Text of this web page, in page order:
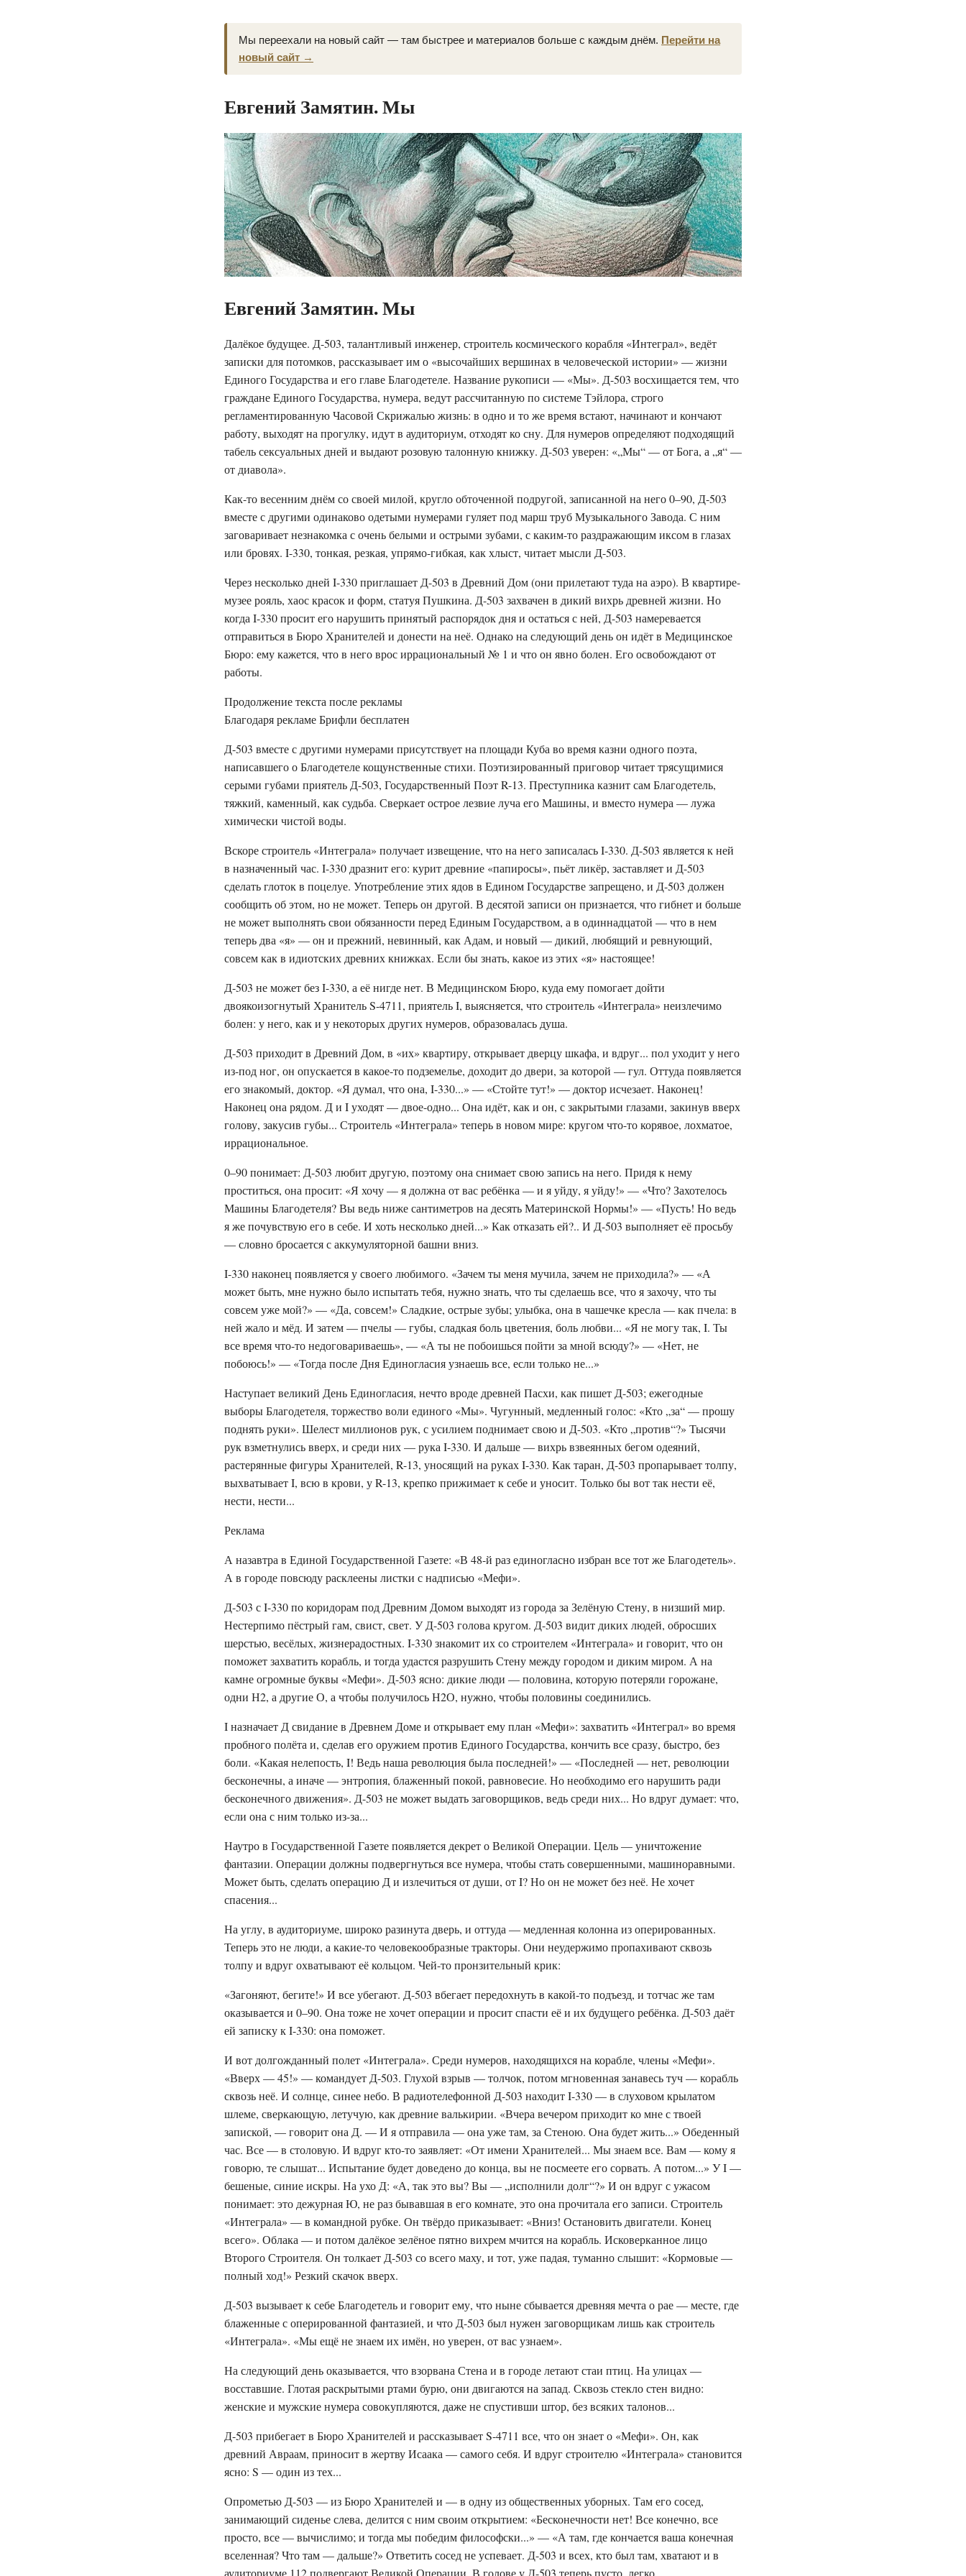
Мы переехали на новый сайт — там быстрее и материалов больше с каждым днём. Перейти на
новый сайт →
Евгений Замятин. Мы
Евгений Замятин. Мы
Далёкое будущее. Д-503, талантливый инженер, строитель космического корабля «Интеграл», ведёт
записки для потомков, рассказывает им о «высочайших вершинах в человеческой истории» — жизни
Единого Государства и его главе Благодетеле. Название рукописи — «Мы». Д-503 восхищается тем, что
граждане Единого Государства, нумера, ведут рассчитанную по системе Тэйлора, строго
регламентированную Часовой Скрижалью жизнь: в одно и то же время встают, начинают и кончают
работу, выходят на прогулку, идут в аудиториум, отходят ко сну. Для нумеров определяют подходящий
табель сексуальных дней и выдают розовую талонную книжку. Д-503 уверен: «„Мы“ — от Бога, а „я“ —
от диавола».
Как-то весенним днём со своей милой, кругло обточенной подругой, записанной на него 0–90, Д-503
вместе с другими одинаково одетыми нумерами гуляет под марш труб Музыкального Завода. С ним
заговаривает незнакомка с очень белыми и острыми зубами, с каким-то раздражающим иксом в глазах
или бровях. I-330, тонкая, резкая, упрямо-гибкая, как хлыст, читает мысли Д-503.
Через несколько дней I-330 приглашает Д-503 в Древний Дом (они прилетают туда на аэро). В квартире-
музее рояль, хаос красок и форм, статуя Пушкина. Д-503 захвачен в дикий вихрь древней жизни. Но
когда I-330 просит его нарушить принятый распорядок дня и остаться с ней, Д-503 намеревается
отправиться в Бюро Хранителей и донести на неё. Однако на следующий день он идёт в Медицинское
Бюро: ему кажется, что в него врос иррациональный № 1 и что он явно болен. Его освобождают от
работы.
Продолжение текста после рекламы
Благодаря рекламе Брифли бесплатен
Д-503 вместе с другими нумерами присутствует на площади Куба во время казни одного поэта,
написавшего о Благодетеле кощунственные стихи. Поэтизированный приговор читает трясущимися
серыми губами приятель Д-503, Государственный Поэт R-13. Преступника казнит сам Благодетель,
тяжкий, каменный, как судьба. Сверкает острое лезвие луча его Машины, и вместо нумера — лужа
химически чистой воды.
Вскоре строитель «Интеграла» получает извещение, что на него записалась I-330. Д-503 является к ней
в назначенный час. I-330 дразнит его: курит древние «папиросы», пьёт ликёр, заставляет и Д-503
сделать глоток в поцелуе. Употребление этих ядов в Едином Государстве запрещено, и Д-503 должен
сообщить об этом, но не может. Теперь он другой. В десятой записи он признается, что гибнет и больше
не может выполнять свои обязанности перед Единым Государством, а в одиннадцатой — что в нем
теперь два «я» — он и прежний, невинный, как Адам, и новый — дикий, любящий и ревнующий,
совсем как в идиотских древних книжках. Если бы знать, какое из этих «я» настоящее!
Д-503 не может без I-330, а её нигде нет. В Медицинском Бюро, куда ему помогает дойти
двоякоизогнутый Хранитель S-4711, приятель I, выясняется, что строитель «Интеграла» неизлечимо
болен: у него, как и у некоторых других нумеров, образовалась душа.
Д-503 приходит в Древний Дом, в «их» квартиру, открывает дверцу шкафа, и вдруг... пол уходит у него
из-под ног, он опускается в какое-то подземелье, доходит до двери, за которой — гул. Оттуда появляется
его знакомый, доктор. «Я думал, что она, I-330...» — «Стойте тут!» — доктор исчезает. Наконец!
Наконец она рядом. Д и I уходят — двое-одно... Она идёт, как и он, с закрытыми глазами, закинув вверх
голову, закусив губы... Строитель «Интеграла» теперь в новом мире: кругом что-то корявое, лохматое,
иррациональное.
0–90 понимает: Д-503 любит другую, поэтому она снимает свою запись на него. Придя к нему
проститься, она просит: «Я хочу — я должна от вас ребёнка — и я уйду, я уйду!» — «Что? Захотелось
Машины Благодетеля? Вы ведь ниже сантиметров на десять Материнской Нормы!» — «Пусть! Но ведь
я же почувствую его в себе. И хоть несколько дней...» Как отказать ей?.. И Д-503 выполняет её просьбу
— словно бросается с аккумуляторной башни вниз.
I-330 наконец появляется у своего любимого. «Зачем ты меня мучила, зачем не приходила?» — «А
может быть, мне нужно было испытать тебя, нужно знать, что ты сделаешь все, что я захочу, что ты
совсем уже мой?» — «Да, совсем!» Сладкие, острые зубы; улыбка, она в чашечке кресла — как пчела: в
ней жало и мёд. И затем — пчелы — губы, сладкая боль цветения, боль любви... «Я не могу так, I. Ты
все время что-то недоговариваешь», — «А ты не побоишься пойти за мной всюду?» — «Нет, не
побоюсь!» — «Тогда после Дня Единогласия узнаешь все, если только не...»
Наступает великий День Единогласия, нечто вроде древней Пасхи, как пишет Д-503; ежегодные
выборы Благодетеля, торжество воли единого «Мы». Чугунный, медленный голос: «Кто „за“ — прошу
поднять руки». Шелест миллионов рук, с усилием поднимает свою и Д-503. «Кто „против“?» Тысячи
рук взметнулись вверх, и среди них — рука I-330. И дальше — вихрь взвеянных бегом одеяний,
растерянные фигуры Хранителей, R-13, уносящий на руках I-330. Как таран, Д-503 пропарывает толпу,
выхватывает I, всю в крови, у R-13, крепко прижимает к себе и уносит. Только бы вот так нести её,
нести, нести...
Реклама
А назавтра в Единой Государственной Газете: «В 48-й раз единогласно избран все тот же Благодетель».
А в городе повсюду расклеены листки с надписью «Мефи».
Д-503 с I-330 по коридорам под Древним Домом выходят из города за Зелёную Стену, в низший мир.
Нестерпимо пёстрый гам, свист, свет. У Д-503 голова кругом. Д-503 видит диких людей, обросших
шерстью, весёлых, жизнерадостных. I-330 знакомит их со строителем «Интеграла» и говорит, что он
поможет захватить корабль, и тогда удастся разрушить Стену между городом и диким миром. А на
камне огромные буквы «Мефи». Д-503 ясно: дикие люди — половина, которую потеряли горожане,
одни Н2, а другие О, а чтобы получилось Н2О, нужно, чтобы половины соединились.
I назначает Д свидание в Древнем Доме и открывает ему план «Мефи»: захватить «Интеграл» во время
пробного полёта и, сделав его оружием против Единого Государства, кончить все сразу, быстро, без
боли. «Какая нелепость, I! Ведь наша революция была последней!» — «Последней — нет, революции
бесконечны, а иначе — энтропия, блаженный покой, равновесие. Но необходимо его нарушить ради
бесконечного движения». Д-503 не может выдать заговорщиков, ведь среди них... Но вдруг думает: что,
если она с ним только из-за...
Наутро в Государственной Газете появляется декрет о Великой Операции. Цель — уничтожение
фантазии. Операции должны подвергнуться все нумера, чтобы стать совершенными, машиноравными.
Может быть, сделать операцию Д и излечиться от души, от I? Но он не может без неё. Не хочет
спасения...
На углу, в аудиториуме, широко разинута дверь, и оттуда — медленная колонна из оперированных.
Теперь это не люди, а какие-то человекообразные тракторы. Они неудержимо пропахивают сквозь
толпу и вдруг охватывают её кольцом. Чей-то пронзительный крик:
«Загоняют, бегите!» И все убегают. Д-503 вбегает передохнуть в какой-то подъезд, и тотчас же там
оказывается и 0–90. Она тоже не хочет операции и просит спасти её и их будущего ребёнка. Д-503 даёт
ей записку к I-330: она поможет.
И вот долгожданный полет «Интеграла». Среди нумеров, находящихся на корабле, члены «Мефи».
«Вверх — 45!» — командует Д-503. Глухой взрыв — толчок, потом мгновенная занавесь туч — корабль
сквозь неё. И солнце, синее небо. В радиотелефонной Д-503 находит I-330 — в слуховом крылатом
шлеме, сверкающую, летучую, как древние валькирии. «Вчера вечером приходит ко мне с твоей
запиской, — говорит она Д. — И я отправила — она уже там, за Стеною. Она будет жить...» Обеденный
час. Все — в столовую. И вдруг кто-то заявляет: «От имени Хранителей... Мы знаем все. Вам — кому я
говорю, те слышат... Испытание будет доведено до конца, вы не посмеете его сорвать. А потом...» У I —
бешеные, синие искры. На ухо Д: «А, так это вы? Вы — „исполнили долг“?» И он вдруг с ужасом
понимает: это дежурная Ю, не раз бывавшая в его комнате, это она прочитала его записи. Строитель
«Интеграла» — в командной рубке. Он твёрдо приказывает: «Вниз! Остановить двигатели. Конец
всего». Облака — и потом далёкое зелёное пятно вихрем мчится на корабль. Исковерканное лицо
Второго Строителя. Он толкает Д-503 со всего маху, и тот, уже падая, туманно слышит: «Кормовые —
полный ход!» Резкий скачок вверх.
Д-503 вызывает к себе Благодетель и говорит ему, что ныне сбывается древняя мечта о рае — месте, где
блаженные с оперированной фантазией, и что Д-503 был нужен заговорщикам лишь как строитель
«Интеграла». «Мы ещё не знаем их имён, но уверен, от вас узнаем».
На следующий день оказывается, что взорвана Стена и в городе летают стаи птиц. На улицах —
восставшие. Глотая раскрытыми ртами бурю, они двигаются на запад. Сквозь стекло стен видно:
женские и мужские нумера совокупляются, даже не спустивши штор, без всяких талонов...
Д-503 прибегает в Бюро Хранителей и рассказывает S-4711 все, что он знает о «Мефи». Он, как
древний Авраам, приносит в жертву Исаака — самого себя. И вдруг строителю «Интеграла» становится
ясно: S — один из тех...
Опрометью Д-503 — из Бюро Хранителей и — в одну из общественных уборных. Там его сосед,
занимающий сиденье слева, делится с ним своим открытием: «Бесконечности нет! Все конечно, все
просто, все — вычислимо; и тогда мы победим философски...» — «А там, где кончается ваша конечная
вселенная? Что там — дальше?» Ответить сосед не успевает. Д-503 и всех, кто был там, хватают и в